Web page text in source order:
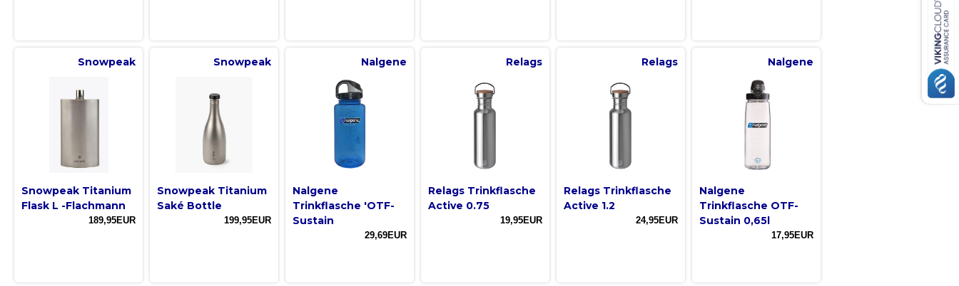
Snowpeak
Snowpeak Titanium
Flask L -Flachmann
189,95EUR
Snowpeak
Snowpeak Titanium
Saké Bottle
199,95EUR
Nalgene
Nalgene
Trinkflasche 'OTF-
Sustain
29,69EUR
Relags
Relags Trinkflasche
Active 0.75
19,95EUR
Relags
Relags Trinkflasche
Active 1.2
24,95EUR
Nalgene
Nalgene
Trinkflasche OTF-
Sustain 0,65l
17,95EUR